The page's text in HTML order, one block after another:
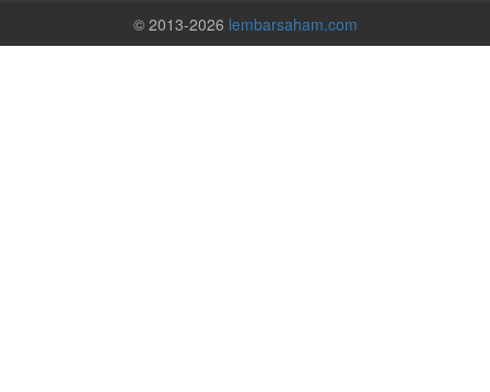
© 2013-2026 lembarsaham.com